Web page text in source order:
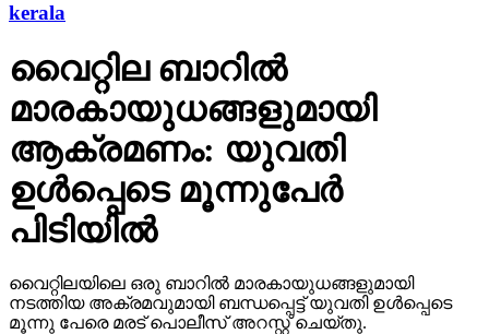
kerala
വൈറ്റില ബാറില്‍
മാരകായുധങ്ങളുമായി
ആക്രമണം: യുവതി
ഉള്‍പ്പെടെ മൂന്നുപേര്‍
പിടിയില്‍
വൈറ്റിലയിലെ ഒരു ബാറില്‍ മാരകായുധങ്ങളുമായി
നടത്തിയ അക്രമവുമായി ബന്ധപ്പെട്ട് യുവതി ഉള്‍പ്പെടെ
മൂന്നു പേരെ മരട് പൊലീസ് അറസ്റ്റ് ചെയ്തു.